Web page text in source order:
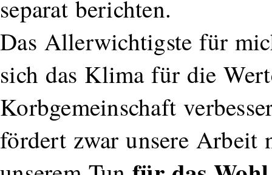
separat berichten.
Das Allerwichtigste für
sich das Klima für die
Korbgemeinschaft
fördert zwar unsere